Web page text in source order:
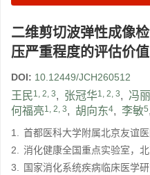
二维剪切波弹性成像
压严重程度的评估价值
DOI: 10.12449/JCH260512
王民1, 2, 3, 张冠华1, 2, 3, 冯
何福亮1, 2, 3, 胡向东4, 李敏5,
1. 首都医科大学附属北京友谊
2. 消化健康全国重点实验室，
3. 国家消化系统疾病临床医学